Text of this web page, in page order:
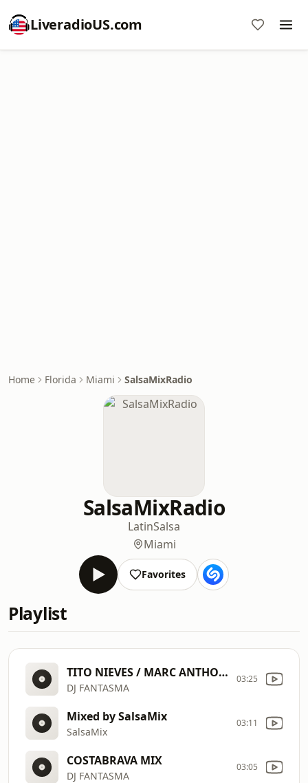
LiveradioUS.com
Home Florida Miami SalsaMixRadio
SalsaMixRadio
LatinSalsa
Miami
Favorites
Playlist
TITO NIEVES / MARC ANTHONY MIX 2008
DJ FANTASMA
03:25
Mixed by SalsaMix
SalsaMix
03:11
COSTABRAVA MIX
DJ FANTASMA
03:05